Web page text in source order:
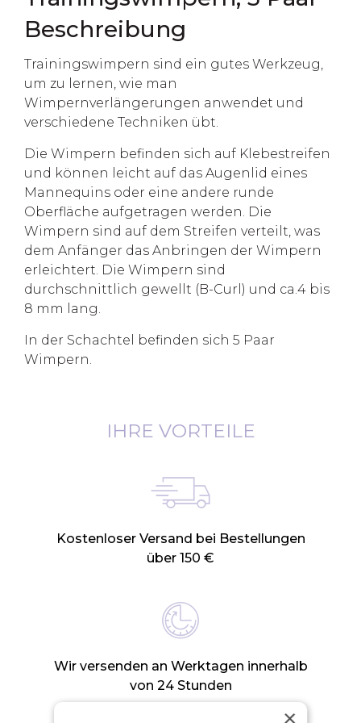
Beschreibung
Trainingswimpern sind ein gutes Werkzeug,
um zu lernen, wie man
Wimpernverlängerungen anwendet und
verschiedene Techniken übt.
Die Wimpern befinden sich auf Klebestreifen
und können leicht auf das Augenlid eines
Mannequins oder eine andere runde
Oberfläche aufgetragen werden. Die
Wimpern sind auf dem Streifen verteilt, was
dem Anfänger das Anbringen der Wimpern
erleichtert. Die Wimpern sind
durchschnittlich gewellt (B-Curl) und ca.4 bis
8 mm lang.
In der Schachtel befinden sich 5 Paar
Wimpern.
IHRE VORTEILE
Kostenloser Versand bei Bestellungen
über 150 €
Wir versenden an Werktagen innerhalb
von 24 Stunden